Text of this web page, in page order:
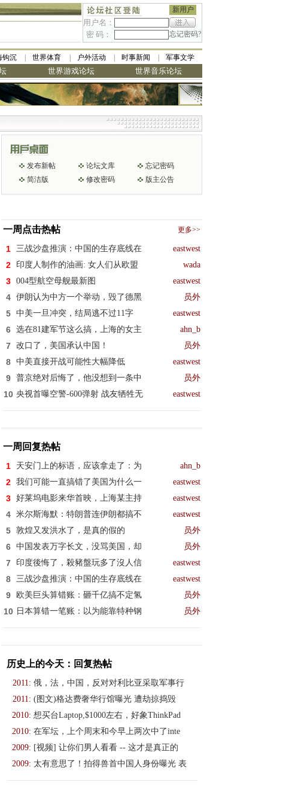
新用户
用户名：
密 码：
忘记密码?
钩沉 世界体育 户外活动 时事新闻 军事文学
世界游戏论坛 世界音乐论坛
发布新帖 论坛文库
忘记密码
简洁版
修改密码 版主公告
一周点击热帖 更多>>
1 三战沙盘推演：中国的生存底线在 eastwest
2 印度人制作的油画: 女人们从欧盟 wada
3 004型航空母舰最新图 eastwest
4 伊朗认为中方一个举动，毁了德黑 员外
5 中美一旦冲突，结局逃不过11字 eastwest
6 选在81建军节这么搞，上海的女主 ahn_b
7 改口了，美国承认中国！ 员外
8 中美直接开战可能性大幅降低 eastwest
9 普京绝对后悔了，他没想到一条中 员外
10 央视首曝空警-600弹射 战友牺牲无 eastwest
一周回复热帖
1 天安门上的标语，应该拿走了：为 ahn_b
2 我们可能一直搞错了美国为什么一 eastwest
3 好莱坞电影来华首映，上海某主持 eastwest
4 米尔斯海默：特朗普连伊朗都搞不 eastwest
5 敦煌又发洪水了，是真的假的 员外
6 中国发表万字长文，没骂美国，却 员外
7 印度後悔了，殺豬盤玩多了沒人信 eastwest
8 三战沙盘推演：中国的生存底线在 eastwest
9 欧美巨头算错账：砸千亿搞不定氢 员外
10 日本算错一笔账：以为能靠特种钢 员外
历史上的今天：回复热帖
2011: 俄，法，中国，反对对利比亚采取军事行
2011: (图文)格达费奢华行馆曝光 遭劫掠捣毁
2010: 想买台Laptop,$1000左右，好象ThinkPad
2010: 在军坛，上个周末和今早上两次中了inte
2009: [视频] 让你们男人看看 -- 这才是真正的
2009: 太有意思了！拍得兽首中国人身份曝光 表